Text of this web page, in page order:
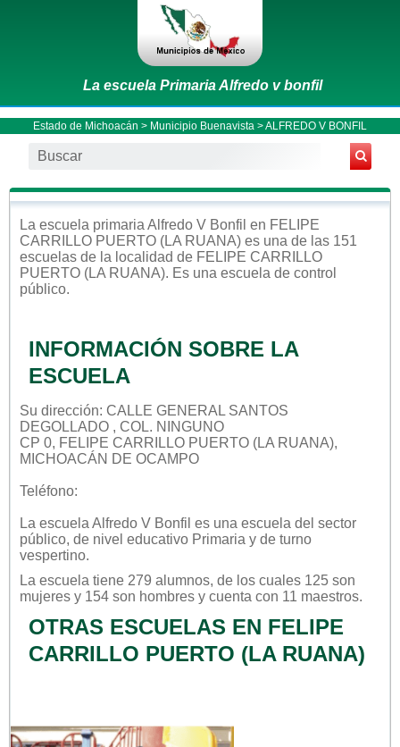
La escuela Primaria Alfredo v bonfil
Estado de Michoacán > Municipio Buenavista > ALFREDO V BONFIL
La escuela primaria Alfredo V Bonfil en FELIPE
CARRILLO PUERTO (LA RUANA) es una de las 151
escuelas de la localidad de FELIPE CARRILLO
PUERTO (LA RUANA). Es una escuela de control
público.
INFORMACIÓN SOBRE LA
ESCUELA
Su dirección: CALLE GENERAL SANTOS
DEGOLLADO , COL. NINGUNO
CP 0, FELIPE CARRILLO PUERTO (LA RUANA),
MICHOACÁN DE OCAMPO
Teléfono:
La escuela Alfredo V Bonfil es una escuela del sector
público, de nivel educativo Primaria y de turno
vespertino.
La escuela tiene 279 alumnos, de los cuales 125 son
mujeres y 154 son hombres y cuenta con 11 maestros.
OTRAS ESCUELAS EN FELIPE
CARRILLO PUERTO (LA RUANA)